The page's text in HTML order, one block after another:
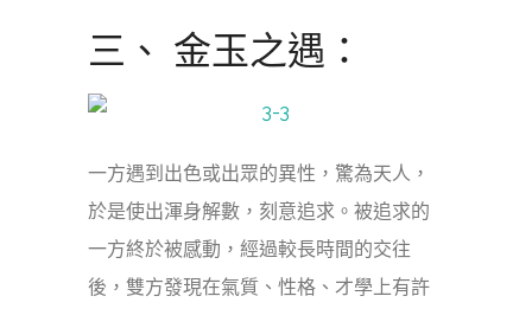
三、 金玉之遇：
一方遇到出色或出眾的異性，驚為天人，
於是使出渾身解數，刻意追求。被追求的
一方終於被感動，經過較長時間的交往
後，雙方發現在氣質、性格、才學上有許